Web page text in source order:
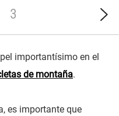
3
importantísimo en el
de montaña.
es importante que